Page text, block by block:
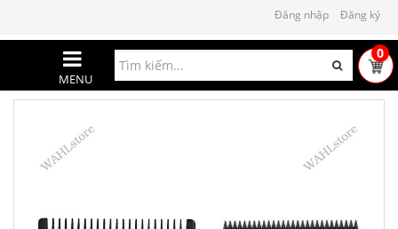
Đăng nhập Đăng ký
MENU
0